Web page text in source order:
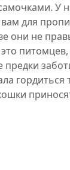
У
для
они не
предки